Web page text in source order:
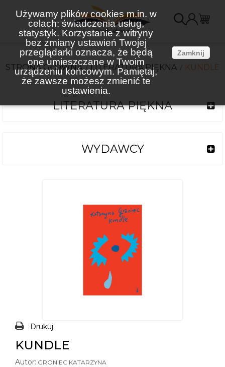
Używamy plików cookies m.in. w
celach: świadczenia usług,
statystyk. Korzystanie z witryny
bez zmiany ustawień Twojej
przeglądarki oznacza, że będą
one umieszczane w Twoim
urządzeniu końcowym. Pamiętaj,
że zawsze możesz zmienić te
ustawienia.
Zamknij
STRONA GŁÓWNA LITERATURA PIĘKNA KUNDLE
LITERATURA PIĘKNA
WYDAWCY
Drukuj
KUNDLE
Autor: GRONIEC KATARZYNA